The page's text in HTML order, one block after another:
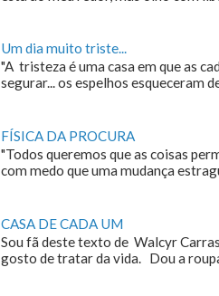
Um dia muito triste...
"A tristeza é uma casa em que as
segurar... os espelhos esqueceram
FÍSICA DA PROCURA
"Todos queremos que as coisas
com medo que uma mudança
CASA DE CADA UM
Sou fã deste texto de Walcyr
gosto de tratar da vida. Dou a